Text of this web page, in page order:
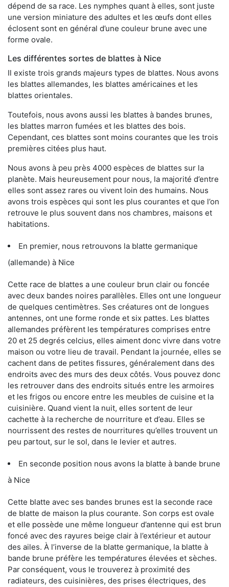
dépend de sa race. Les nymphes quant à elles, sont juste
une version miniature des adultes et les œufs dont elles
éclosent sont en général d’une couleur brune avec une
forme ovale.
Les différentes sortes de blattes à Nice
Il existe trois grands majeurs types de blattes. Nous avons
les blattes allemandes, les blattes américaines et les
blattes orientales.
Toutefois, nous avons aussi les blattes à bandes brunes,
les blattes marron fumées et les blattes des bois.
Cependant, ces blattes sont moins courantes que les trois
premières citées plus haut.
Nous avons à peu près 4000 espèces de blattes sur la
planète. Mais heureusement pour nous, la majorité d’entre
elles sont assez rares ou vivent loin des humains. Nous
avons trois espèces qui sont les plus courantes et que l’on
retrouve le plus souvent dans nos chambres, maisons et
habitations.
En premier, nous retrouvons la blatte germanique
(allemande) à Nice
Cette race de blattes a une couleur brun clair ou foncée
avec deux bandes noires parallèles. Elles ont une longueur
de quelques centimètres. Ses créatures ont de longues
antennes, ont une forme ronde et six pattes. Les blattes
allemandes préfèrent les températures comprises entre
20 et 25 degrés celcius, elles aiment donc vivre dans votre
maison ou votre lieu de travail. Pendant la journée, elles se
cachent dans de petites fissures, généralement dans des
endroits avec des murs des deux côtés. Vous pouvez donc
les retrouver dans des endroits situés entre les armoires
et les frigos ou encore entre les meubles de cuisine et la
cuisinière. Quand vient la nuit, elles sortent de leur
cachette à la recherche de nourriture et d’eau. Elles se
nourrissent des restes de nourritures qu’elles trouvent un
peu partout, sur le sol, dans le levier et autres.
En seconde position nous avons la blatte à bande brune
à Nice
Cette blatte avec ses bandes brunes est la seconde race
de blatte de maison la plus courante. Son corps est ovale
et elle possède une même longueur d’antenne qui est brun
foncé avec des rayures beige clair à l’extérieur et autour
des ailes. À l’inverse de la blatte germanique, la blatte à
bande brune préfère les températures élevées et sèches.
Par conséquent, vous le trouverez à proximité des
radiateurs, des cuisinières, des prises électriques, des